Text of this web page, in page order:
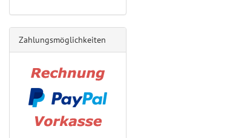
Zahlungsmöglichkeiten